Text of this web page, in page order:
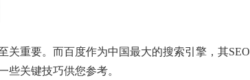
重要。而百度作为中国最大的搜索引擎，其SEO
些关键技巧供您参考。